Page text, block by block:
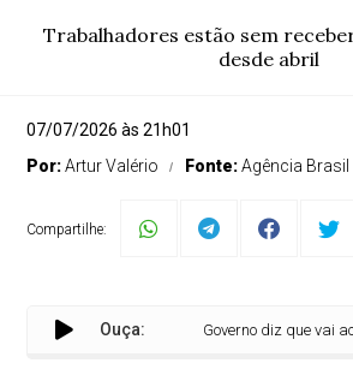
Trabalhadores estão sem
desde abril
07/07/2026 às 21h01
Por:Artur Valério Fonte:Agência Brasil
Compartilhe:
Ouça: Governo diz que vai